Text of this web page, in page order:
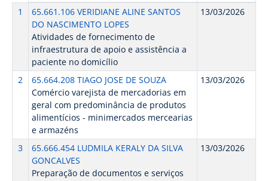
1
65.661.106 VERIDIANE ALINE SANTOS
DO NASCIMENTO LOPES
Atividades de fornecimento de
infraestrutura de apoio e assistência a
paciente no domicílio
13/03/2026
2
65.664.208 TIAGO JOSE DE SOUZA
Comércio varejista de mercadorias em
geral com predominância de produtos
alimentícios - minimercados mercearias
e armazéns
13/03/2026
3
65.666.454 LUDMILA KERALY DA SILVA
GONCALVES
Preparação de documentos e serviços
13/03/2026